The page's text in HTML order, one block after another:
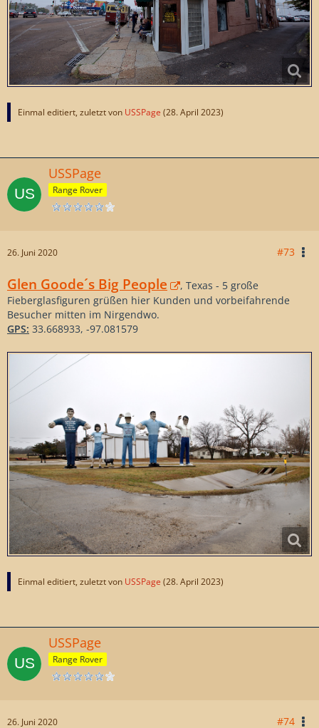
Einmal editiert, zuletzt von USSPage (28. April 2023)
USSPage
Range Rover
26. Juni 2020 #73
Glen Goode´s Big People
, Texas - 5 große
Fieberglasfiguren grüßen hier Kunden und vorbeifahrende
Besucher mitten im Nirgendwo.
GPS: 33.668933, -97.081579
Einmal editiert, zuletzt von USSPage (28. April 2023)
USSPage
Range Rover
26. Juni 2020 #74